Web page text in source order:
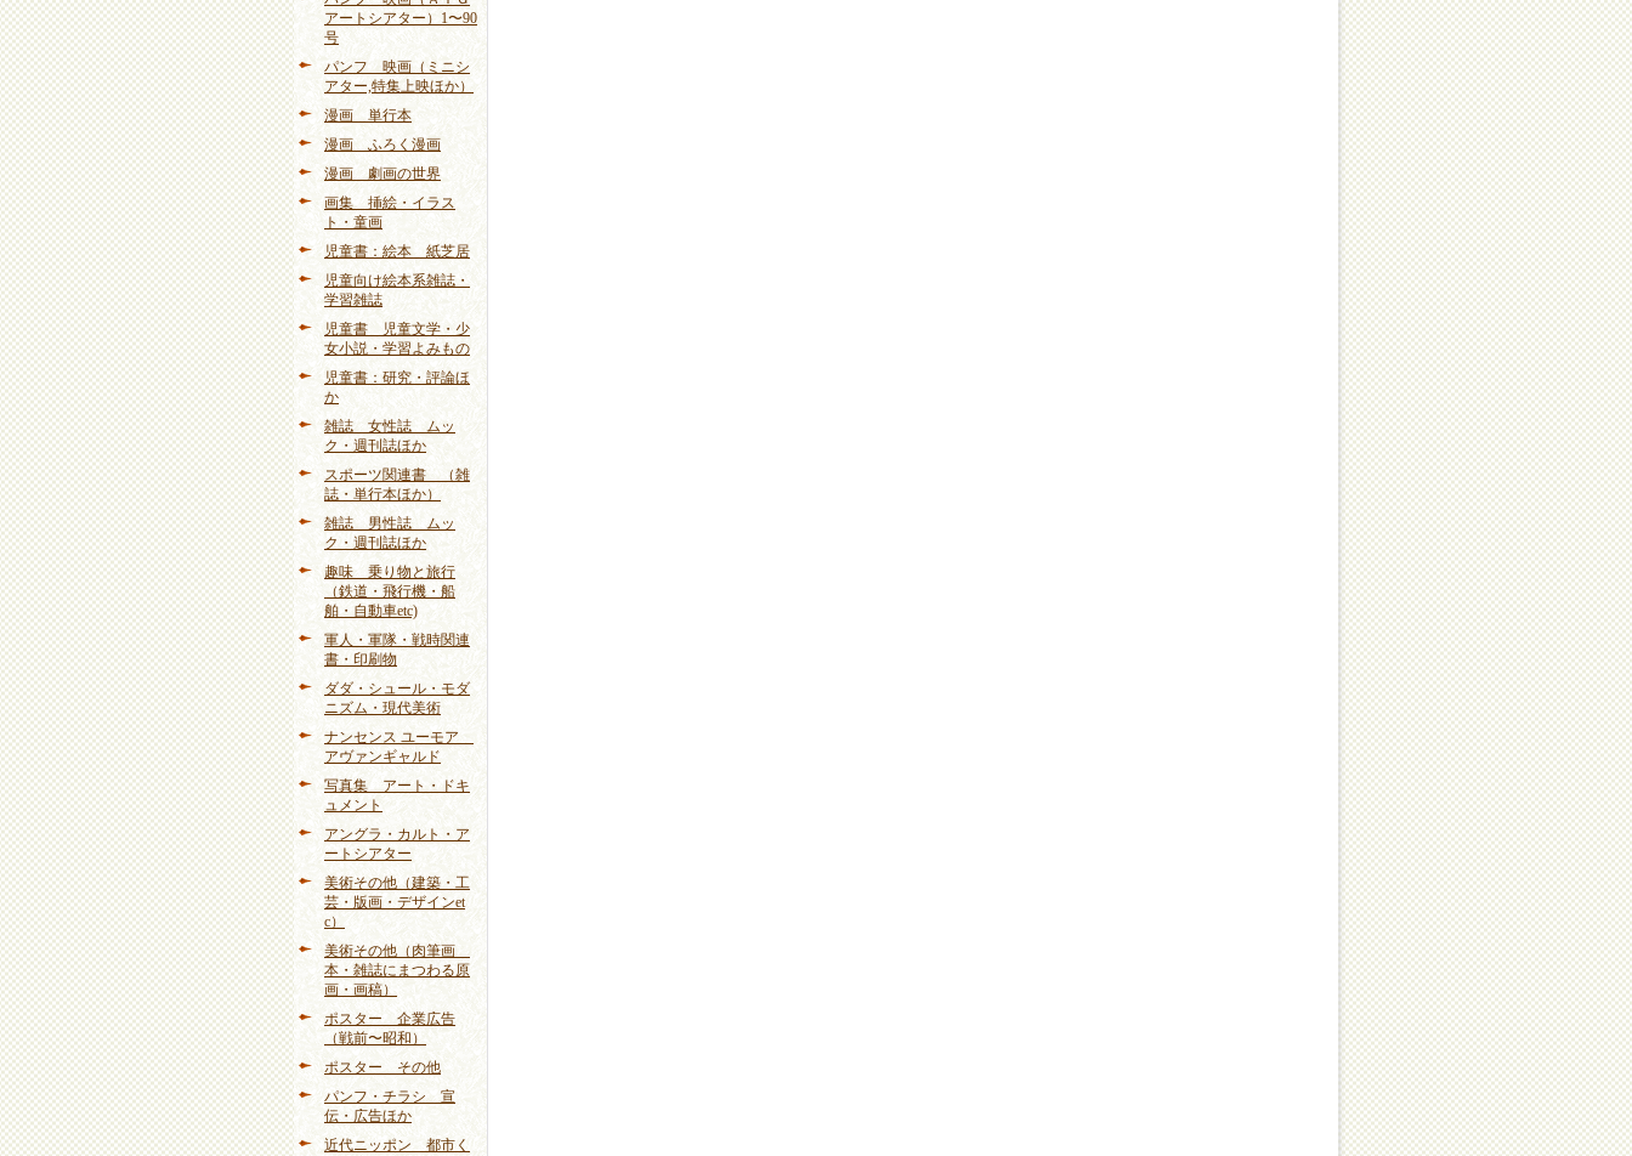
アートシアター）1〜90
号
パンフ 映画（ミニシ
アター,特集上映ほか）
漫画 単行本
漫画 ふろく漫画
漫画 劇画の世界
画集 挿絵・イラス
ト・童画
児童書：絵本 紙芝居
児童向け絵本系雑誌・
学習雑誌
児童書 児童文学・少
女小説・学習よみもの
児童書：研究・評論ほ
か
雑誌 女性誌 ムッ
ク・週刊誌ほか
スポーツ関連書 （雑
誌・単行本ほか）
雑誌 男性誌 ムッ
ク・週刊誌ほか
趣味 乗り物と旅行
（鉄道・飛行機・船
舶・自動車etc)
軍人・軍隊・戦時関連
書・印刷物
ダダ・シュール・モダ
ニズム・現代美術
ナンセンス ユーモア
アヴァンギャルド
写真集 アート・ドキ
ュメント
アングラ・カルト・ア
ートシアター
美術その他（建築・工
芸・版画・デザインet
c）
美術その他（肉筆画
本・雑誌にまつわる原
画・画稿）
ポスター 企業広告
（戦前〜昭和）
ポスター その他
パンフ・チラシ 宣
伝・広告ほか
近代ニッポン 都市く